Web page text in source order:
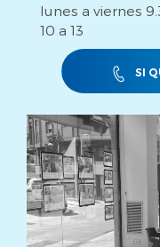
lunes a viernes
10 a 13
SI